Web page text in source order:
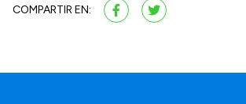
COMPARTIR EN: